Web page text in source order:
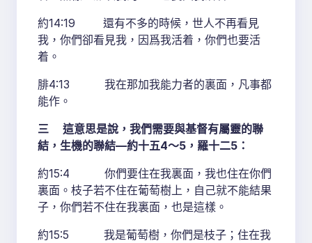
約14:19 還有不多的時候，世人不再看見
我，你們卻看見我，因爲我活着，你們也要活
着。
腓4:13 我在那加我能力者的裏面，凡事都
能作。
三 這意思是說，我們需要與基督有屬靈的聯
結，生機的聯結—約十五4～5，羅十二5：
約15:4 你們要住在我裏面，我也住在你們
裏面。枝子若不住在葡萄樹上，自己就不能結果
子，你們若不住在我裏面，也是這樣。
約15:5 我是葡萄樹，你們是枝子；住在我